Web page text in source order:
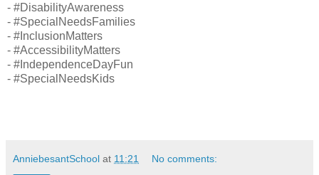
- #DisabilityAwareness
- #SpecialNeedsFamilies
- #InclusionMatters
- #AccessibilityMatters
- #IndependenceDayFun
- #SpecialNeedsKids
AnniebesantSchool at 11:21 No comments: